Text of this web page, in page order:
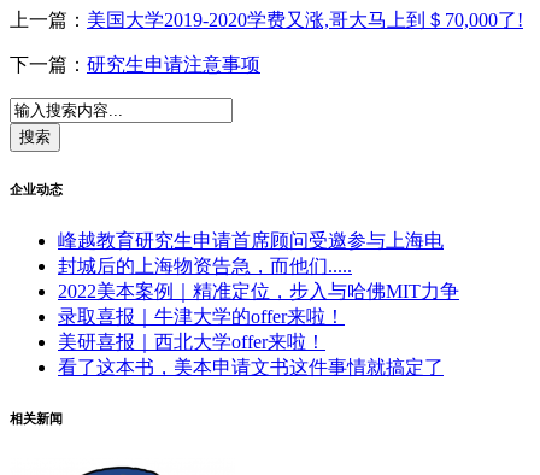
上一篇： 美国大学2019-2020学费又涨,哥大马上到＄70,000了!
下一篇： 研究生申请注意事项
企业动态
峰越教育研究生申请首席顾问受邀参与上海电
封城后的上海物资告急，而他们.....
2022美本案例｜精准定位，步入与哈佛MIT力争
录取喜报｜牛津大学的offer来啦！
美研喜报｜西北大学offer来啦！
看了这本书，美本申请文书这件事情就搞定了
相关新闻